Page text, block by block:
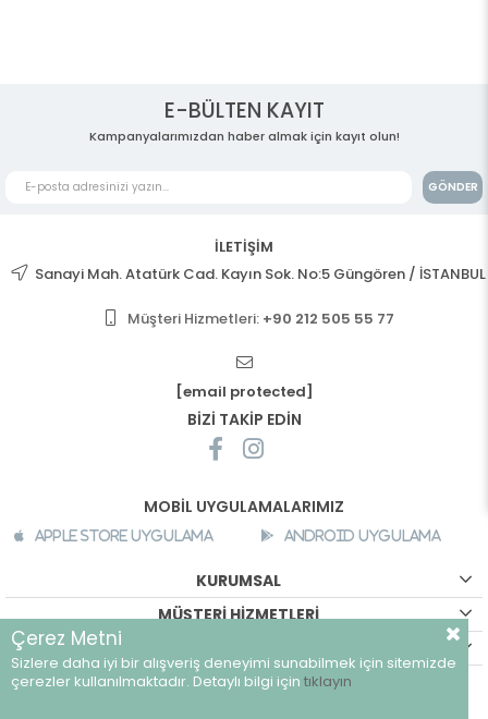
E-BÜLTEN KAYIT
Kampanyalarımızdan haber almak için kayıt olun!
GÖNDER
İLETİŞİM
Sanayi Mah. Atatürk Cad. Kayın Sok. No:5 Güngören / İSTANBUL
Müşteri Hizmetleri: +90 212 505 55 77
[email protected]
BİZİ TAKİP EDİN
MOBİL UYGULAMALARIMIZ
Apple Store Uygulama Android Uygulama
KURUMSAL
MÜŞTERİ HİZMETLERİ
©breeze.com.tr - Tüm hakları saklıdır.
Çerez Metni
Sizlere daha iyi bir alışveriş deneyimi sunabilmek için sitemizde
çerezler kullanılmaktadır. Detaylı bilgi için tıklayın